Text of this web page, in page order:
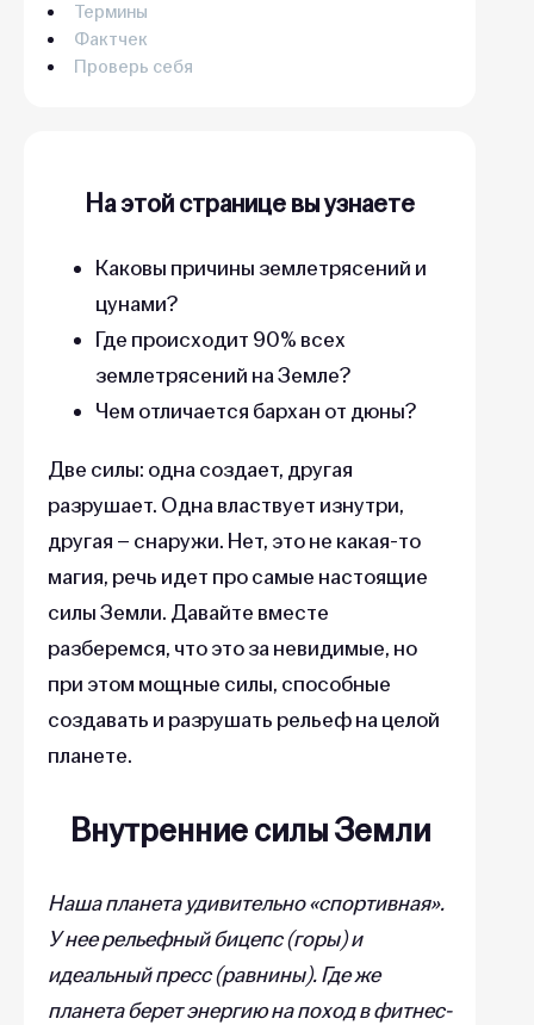
Термины
Фактчек
Проверь себя
На этой странице вы узнаете
Каковы причины землетрясений и
цунами?
Где происходит 90% всех
землетрясений на Земле?
Чем отличается бархан от дюны?
Две силы: одна создает, другая
разрушает. Одна властвует изнутри,
другая – снаружи. Нет, это не какая-то
магия, речь идет про самые настоящие
силы Земли. Давайте вместе
разберемся, что это за невидимые, но
при этом мощные силы, способные
создавать и разрушать рельеф на целой
планете.
Внутренние силы Земли
Наша планета удивительно «спортивная».
У нее рельефный бицепс (горы) и
идеальный пресс (равнины). Где же
планета берет энергию на поход в фитнес-